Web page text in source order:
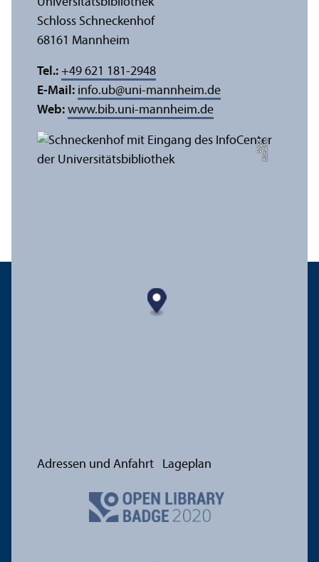
Bil
d:
A
n
n
a
L
o
g
u
e
Schloss Schneckenhof
68161 Mannheim
Tel.: +49 621 181-2948
E-Mail: info.ub@uni-mannheim.de
Web: www.bib.uni-mannheim.de
Adressen und Anfahrt Lageplan